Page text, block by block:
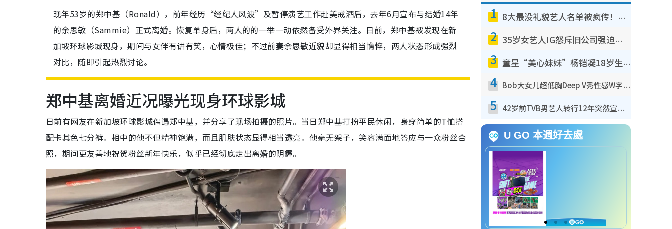
现年53岁的郑中基（Ronald），前年经历“经纪人风波”及暂停演艺工作赴美戒酒后，去年6月宣布与结婚14年
的余思敏（Sammie）正式离婚。恢复单身后，两人的的一举一动依然备受外界关注。日前，郑中基被发现在新
加坡环球影城现身，期间与女伴有讲有笑，心情极佳；不过前妻余思敏近貌却显得相当憔悴，两人状态形成强烈
对比，随即引起热烈讨论。
郑中基离婚近况曝光现身环球影城
日前有网友在新加坡环球影城偶遇郑中基，并分享了现场拍摄的照片。当日郑中基打扮平民休闲，身穿简单的T恤搭
配卡其色七分裤。相中的他不但精神饱满，而且肌肤状态显得相当透亮。他毫无架子，笑容满面地答应与一众粉丝合
照，期间更友善地祝贺粉丝新年快乐，似乎已经彻底走出离婚的阴霾。
1 8大最没礼貌艺人名单被疯传！网友揭发明星真面目，一致数落这一位是无品天花板？
2 35岁女艺人IG怒斥旧公司强迫开工！句句有骨刺到爆：好老板真系好重要
3 童星“美心妹妹”杨铠凝18岁生日成人礼！最新近照曝光，女大十八变，花滑冠军文武双全
4 Bob大女儿超低胸Deep V秀性感W字胸！澎湃身材震惊眼球获赞劲过袁嘉敏
5 42岁前TVB男艺人转行12年突然宣布回归拍戏！亲揭当年离巢真相：等足九年
U GO 本週好去處